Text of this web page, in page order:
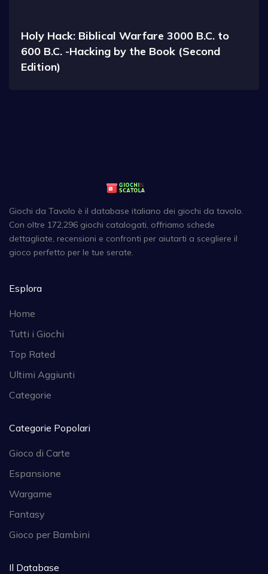
Holy Hack: Biblical Warfare 3000 B.C. to
600 B.C. -Hacking by the Book (Second
Edition)
Giochi da Tavolo è il database italiano dei giochi da tavolo.
Con oltre 172,296 giochi catalogati, offriamo schede
dettagliate, recensioni e confronti per aiutarti a scegliere il
gioco perfetto per le tue serate.
Esplora
Home
Tutti i Giochi
Top Rated
Ultimi Aggiunti
Categorie
Categorie Popolari
Gioco di Carte
Espansione
Wargame
Fantasy
Gioco per Bambini
Il Database